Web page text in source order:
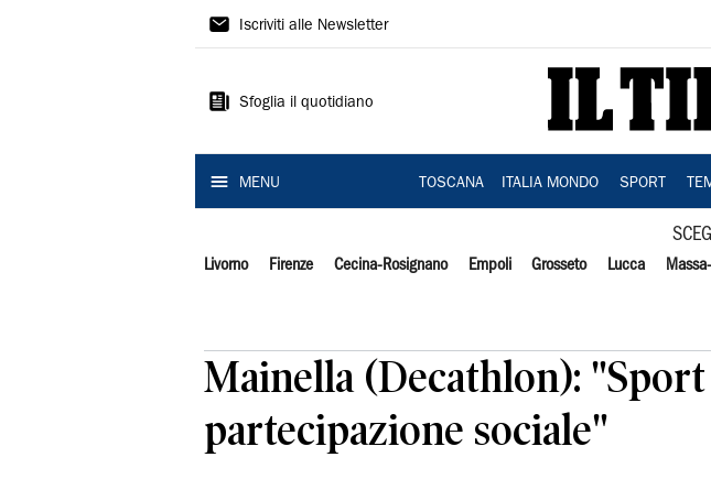
Il
Iscriviti alle Newsletter
Sfoglia il quotidiano
MENU TOSCANA ITALIA MONDO SPORT
Livorno Firenze Cecina-Rosignano Empoli Grosseto Lucca
Mainella (Decathlon):
partecipazione sociale"